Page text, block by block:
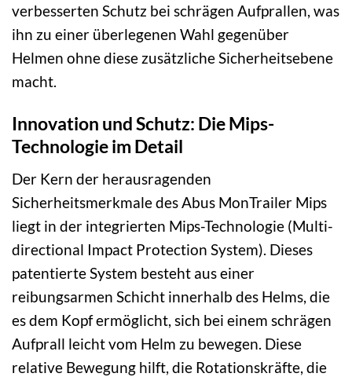
verbesserten Schutz bei schrägen Aufprallen, was
ihn zu einer überlegenen Wahl gegenüber
Helmen ohne diese zusätzliche Sicherheitsebene
macht.
Innovation und Schutz: Die Mips-
Technologie im Detail
Der Kern der herausragenden
Sicherheitsmerkmale des Abus MonTrailer Mips
liegt in der integrierten Mips-Technologie (Multi-
directional Impact Protection System). Dieses
patentierte System besteht aus einer
reibungsarmen Schicht innerhalb des Helms, die
es dem Kopf ermöglicht, sich bei einem schrägen
Aufprall leicht vom Helm zu bewegen. Diese
relative Bewegung hilft, die Rotationskräfte, die